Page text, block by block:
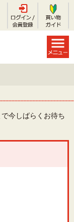
今しばらくお待ち